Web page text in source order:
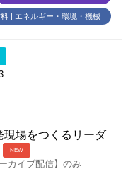
| エネルギー・環境・機械
現場をつくるリーダ
NEW
カイブ配信】のみ